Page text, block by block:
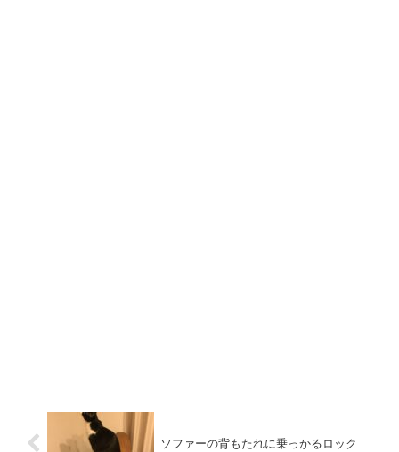
ソファーの背もたれに乗っかるロック